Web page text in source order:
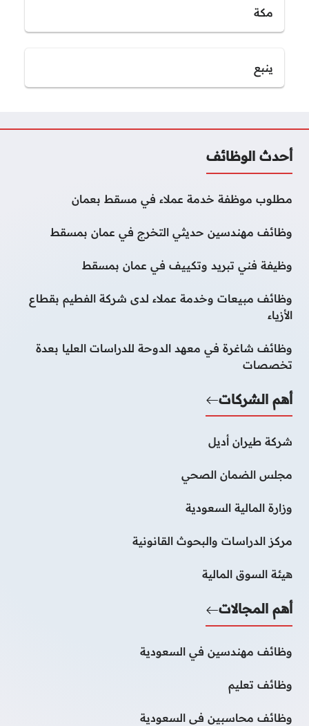
مكة
ينبع
أحدث الوظائف
مطلوب موظفة خدمة عملاء في مسقط بعمان
وظائف مهندسين حديثي التخرج في عمان بمسقط
وظيفة فني تبريد وتكييف في عمان بمسقط
وظائف مبيعات وخدمة عملاء لدى شركة الفطيم بقطاع
الأزياء
وظائف شاغرة في معهد الدوحة للدراسات العليا بعدة
تخصصات
أهم الشركات
شركة طيران أديل
مجلس الضمان الصحي
وزارة المالية السعودية
مركز الدراسات والبحوث القانونية
هيئة السوق المالية
أهم المجالات
وظائف مهندسين في السعودية
وظائف تعليم
وظائف محاسبين فى السعودية